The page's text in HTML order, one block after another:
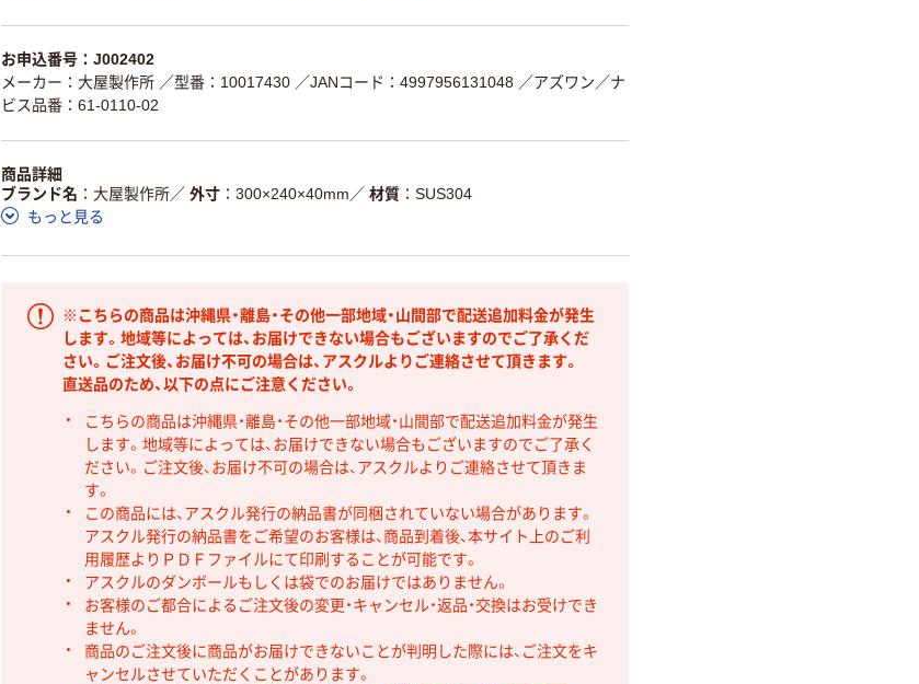
お申込番号：J002402
メーカー：大屋製作所 ／型番：10017430 ／JANコード：4997956131048 ／アズワン／ナ
ビス品番：61-0110-02
商品詳細
ブランド名
大屋製作所／ 外寸 300×240×40mm ／ 材質
SUS304
もっと見る
※こちらの商品は沖縄県・離島・その他一部地域・山間部で配送追加料金が発生
します。地域等によっては、お届けできない場合もございますのでご了承くだ
さい。ご注文後、お届け不可の場合は、アスクルよりご連絡させて頂きます。
直送品のため、以下の点にご注意ください。
こちらの商品は沖縄県・離島・その他一部地域・山間部で配送追加料金が発生
します。地域等によっては、お届けできない場合もございますのでご了承く
ださい。ご注文後、お届け不可の場合は、アスクルよりご連絡させて頂きま
す。
この商品には、アスクル発行の納品書が同梱されていない場合があります。
アスクル発行の納品書をご希望のお客様は、商品到着後、本サイト上のご利
用履歴よりＰＤＦファイルにて印刷することが可能です。
アスクルのダンボールもしくは袋でのお届けではありません。
お客様のご都合によるご注文後の変更・キャンセル・返品・交換はお受けでき
ません。
商品のご注文後に商品がお届けできないことが判明した際には、ご注文をキ
ャンセルさせていただくことがあります。